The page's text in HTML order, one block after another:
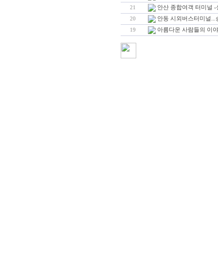
21 안산 종합여객 터미널 -
20 안동 시외버스터미널...
19 아름다운 사람들의 이